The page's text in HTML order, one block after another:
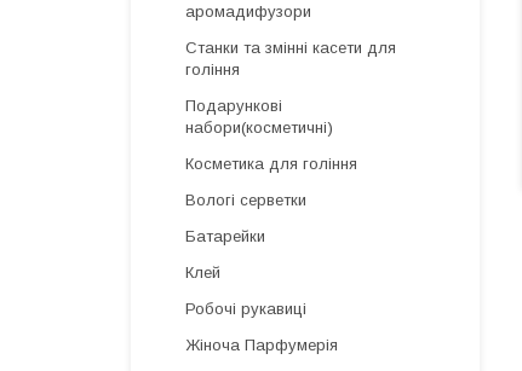
аромадифузори
Cтанки та змінні касети для
гоління
Подарункові
набори(косметичні)
Косметика для гоління
Вологі серветки
Батарейки
Клей
Робочі рукавиці
Жіноча Парфумерія